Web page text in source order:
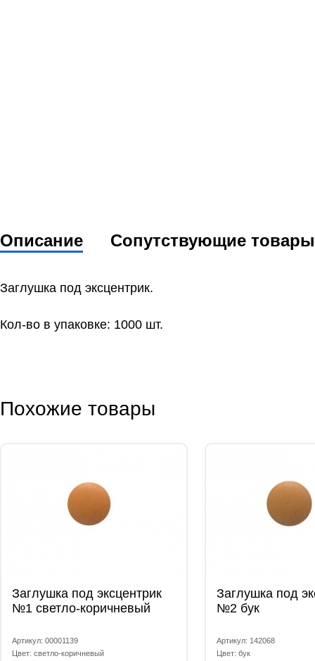
Описание Сопутствующие товары
Заглушка под эксцентрик.
Кол-во в упаковке: 1000 шт.
Похожие товары
Заглушка под эксцентрик
№1 светло-коричневый
Артикул: 00001139
Цвет: светло-коричневый
Заглушка под
№2 бук
Артикул: 142068
Цвет: бук